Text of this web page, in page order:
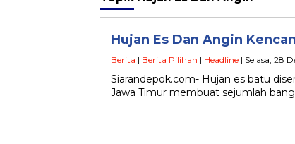
Hujan Es Dan Angin
Berita | Berita Pilihan | Headline | Selasa, 28
Siarandepok.com- Hujan es batu
Jawa Timur membuat sejumlah